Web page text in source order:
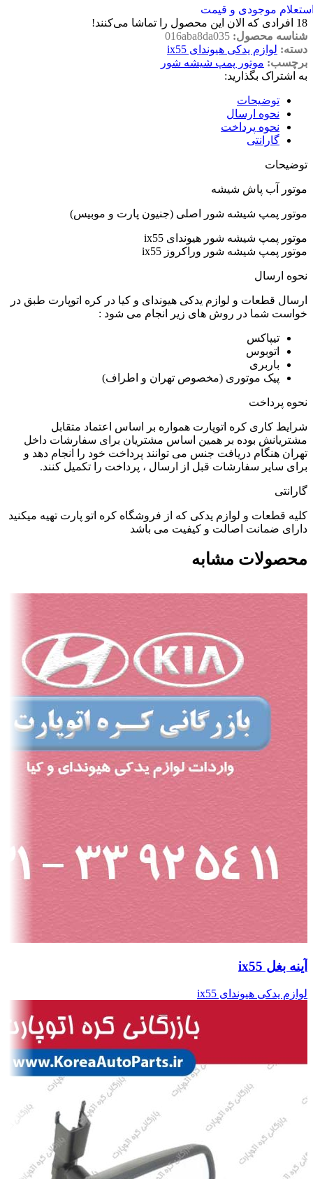
موجودی و قیمت
18 افرادی که الان این محصول را تماشا می‌کنند!
شناسه محصول: 016aba8da035
دسته: لوازم یدکی هیوندای ix55
برچسب: موتور پمپ شیشه شور
به اشتراک بگذارید:
توضیحات
نحوه ارسال
نحوه پرداخت
گارانتی
توضیحات
موتور آب پاش شیشه
موتور پمپ شیشه شور اصلی (جنیون پارت و موبیس)
موتور پمپ شیشه شور هیوندای ix55
موتور پمپ شیشه شور وراکروز ix55
نحوه ارسال
ارسال قطعات و لوازم یدکی هیوندای و کیا در کره اتوپارت طبق در
خواست شما در روش های زیر انجام می شود :
تیپاکس
اتوبوس
باربری
پیک موتوری (مخصوص تهران و اطراف)
نحوه پرداخت
شرایط کاری کره اتوپارت همواره بر اساس اعتماد متقابل
مشتریانش بوده بر همین اساس مشتریان برای سفارشات داخل
تهران هنگام دریافت جنس می توانند پرداخت خود را انجام دهد و
برای سایر سفارشات قبل از ارسال ، پرداخت را تکمیل کنند.
گارانتی
کلیه قطعات و لوازم یدکی که از فروشگاه کره اتو پارت تهیه میکنید
دارای ضمانت اصالت و کیفیت می باشد
محصولات مشابه
آینه بغل ix55
لوازم یدکی هیوندای ix55